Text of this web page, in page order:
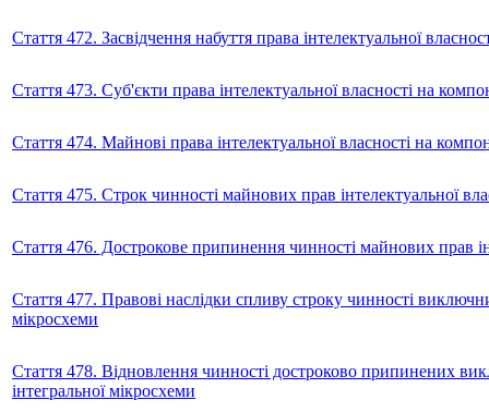
Стаття 472. Засвідчення набуття права інтелектуальної
Стаття 473. Суб'єкти права інтелектуальної власності на
Стаття 474. Майнові права інтелектуальної власності на
Стаття 475. Строк чинності майнових прав інтелектуальної
Стаття 476. Дострокове припинення чинності майнових прав
Стаття 477. Правові наслідки спливу строку чинності
мікросхеми
Стаття 478. Відновлення чинності достроково припинених
інтегральної мікросхеми